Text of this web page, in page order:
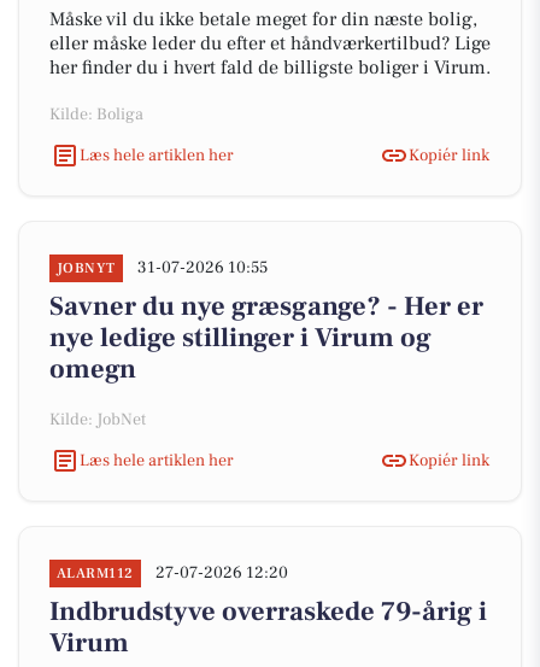
Måske vil du ikke betale meget for din næste bolig,
eller måske leder du efter et håndværkertilbud? Lige
her finder du i hvert fald de billigste boliger i Virum.
Kilde: Boliga
Læs hele artiklen her
Kopiér link
JOBNYT 31-07-2026 10:55
Savner du nye græsgange? - Her er
nye ledige stillinger i Virum og
omegn
Kilde: JobNet
Læs hele artiklen her
Kopiér link
ALARM112 27-07-2026 12:20
Indbrudstyve overraskede 79-årig i
Virum